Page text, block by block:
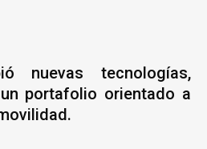
nuevas tecnologías,
portafolio orientado a